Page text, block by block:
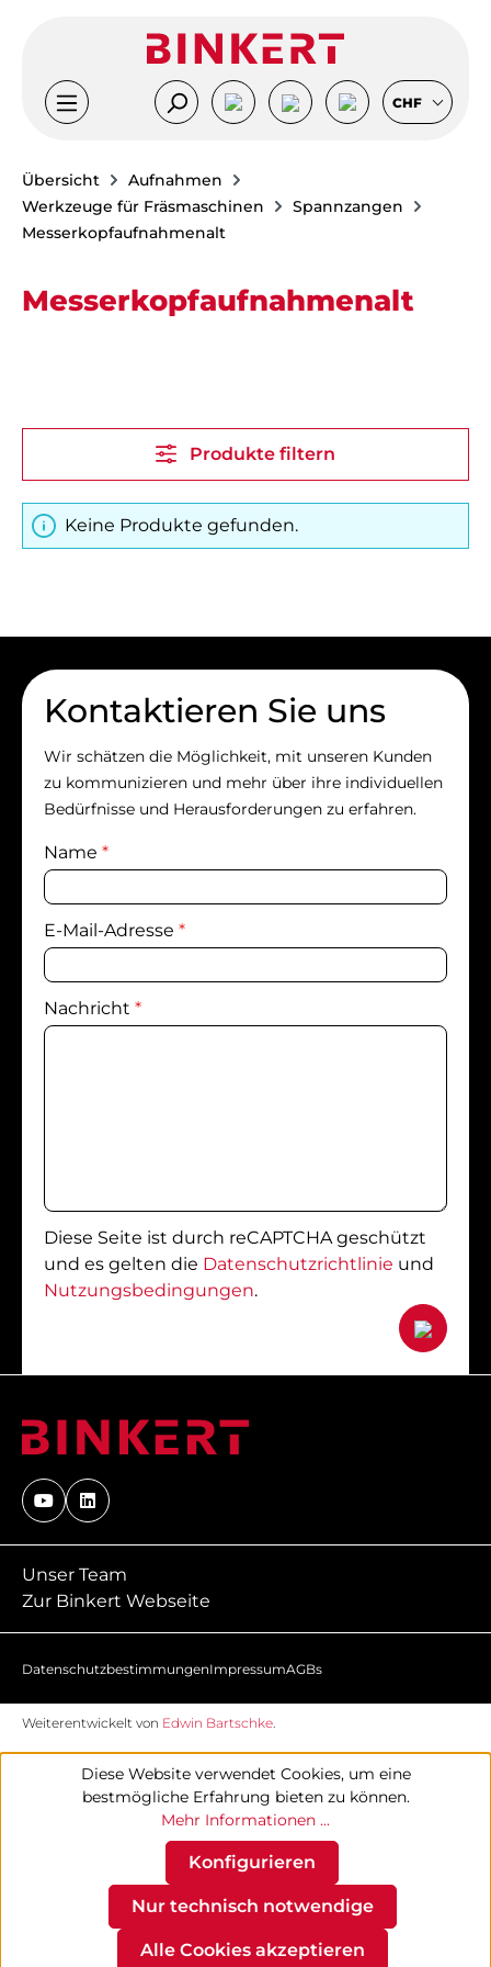
CHF
Übersicht
Aufnahmen
Werkzeuge für Fräsmaschinen
Spannzangen
Messerkopfaufnahmenalt
Messerkopfaufnahmenalt
Produkte filtern
Keine Produkte gefunden.
Kontaktieren Sie uns
Wir schätzen die Möglichkeit, mit unseren Kunden
zu kommunizieren und mehr über ihre individuellen
Bedürfnisse und Herausforderungen zu erfahren.
Name *
E-Mail-Adresse *
Nachricht *
Diese Seite ist durch reCAPTCHA geschützt
und es gelten die Datenschutzrichtlinie und
Nutzungsbedingungen.
Unser Team
Zur Binkert Webseite
DatenschutzbestimmungenImpressumAGBs
Weiterentwickelt von Edwin Bartschke.
Diese Website verwendet Cookies, um eine
bestmögliche Erfahrung bieten zu können.
Mehr Informationen ...
Nur technisch notwendige
Konfigurieren
Alle Cookies akzeptieren